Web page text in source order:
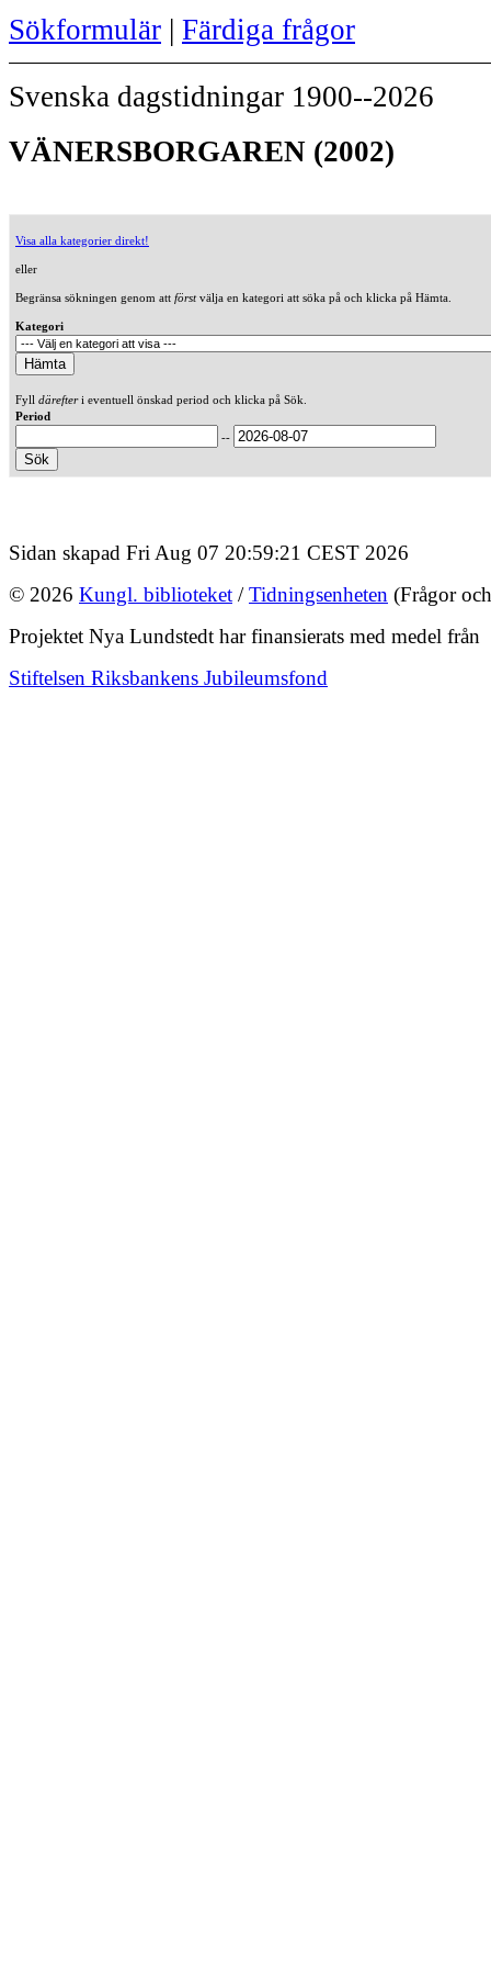
Sökformulär | Färdiga frågor
Svenska dagstidningar 1900--2026
VÄNERSBORGAREN (2002)
Visa alla kategorier direkt!
eller
Begränsa sökningen genom att förstvälja en kategori att söka på och klicka på Hämta.
Kategori
Fyll därefteri eventuell önskad period och klicka på Sök.
Period
--
Sidan skapad Fri Aug 07 20:59:21 CEST 2026
© 2026 Kungl. biblioteket /Tidningsenheten (Frågor
Projektet Nya Lundstedt har finansierats med medel från
Stiftelsen Riksbankens Jubileumsfond